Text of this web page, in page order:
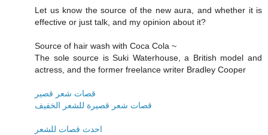
Let us know the source of the new aura, and whether it is
effective or just talk, and my opinion about it?
Source of hair wash with Coca Cola ~
The sole source is Suki Waterhouse, a British model and
actress, and the former freelance writer Bradley Cooper
قصات شعر قصير
قصات شعر قصيرة للشعر الخفيف
احدث قصات للشعر